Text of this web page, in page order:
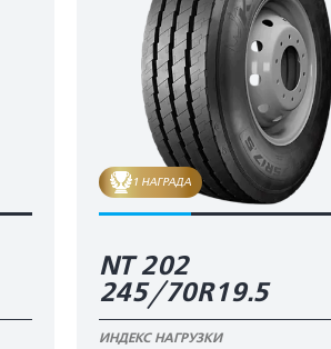
1 НАГРАДА
NT 202
245/70R19.5
ИНДЕКС НАГРУЗКИ